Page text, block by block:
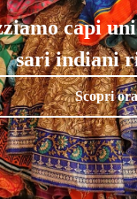
capi
sari indiani
Scopri ora